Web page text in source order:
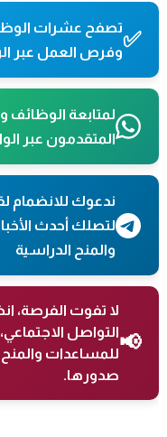
✅تصفح عشرات
وفرص العمل عبر
لمتابعة الوظائف
المتقدمون عبر
ندعوك للانضمام
لتصلك أحدث
والمنح الدراسية
📢
لا تفوت الفرصة،
التواصل
للمساعدات
صدورها.